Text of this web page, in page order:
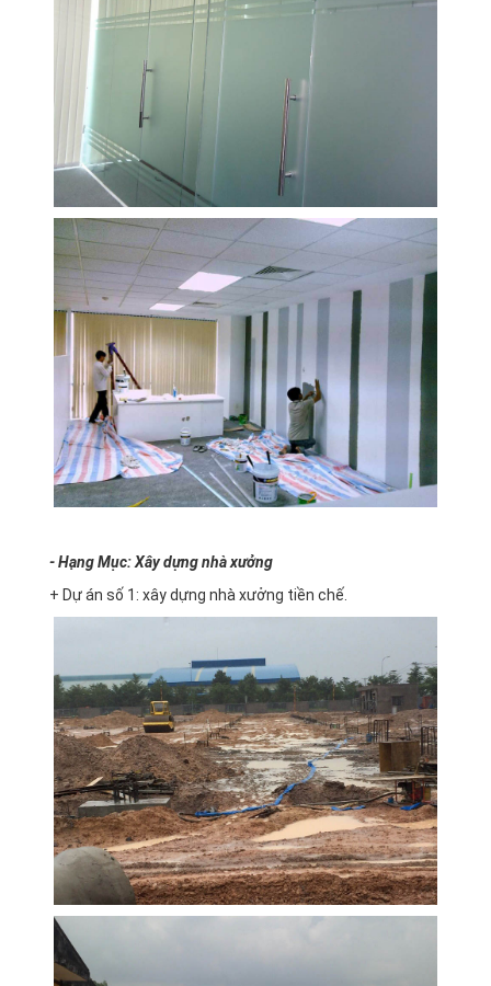
- Hạng Mục: Xây dựng nhà xưởng
+ Dự án số 1: xây dựng nhà xưởng tiền chế.